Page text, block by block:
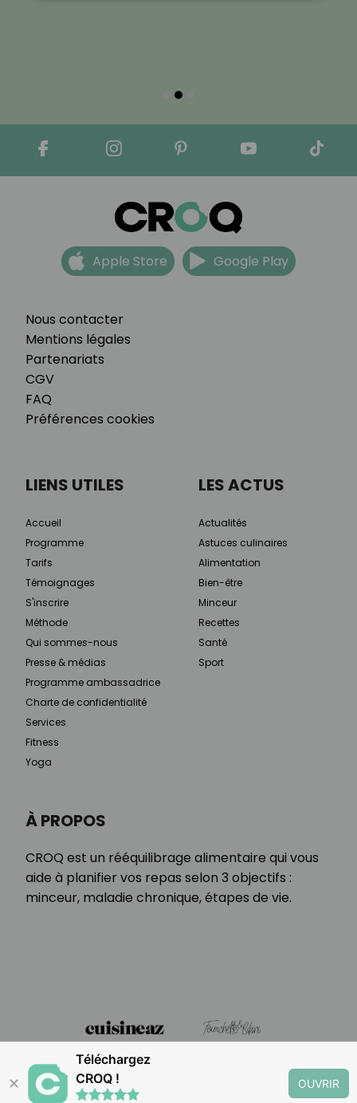
Nous contacter
Mentions légales
Partenariats
CGV
FAQ
Préférences cookies
Apple Store Google Play
À PROPOS
CROQ est un rééquilibrage alimentaire qui vous
aide à planifier vos repas selon 3 objectifs :
minceur, maladie chronique, étapes de vie.
LIENS UTILES
Accueil
Programme
Tarifs
Témoignages
S'inscrire
Méthode
Qui sommes-nous
Presse & médias
Programme ambassadrice
Charte de confidentialité
Services
Fitness
Yoga
LES ACTUS
Actualités
Astuces culinaires
Alimentation
Bien-être
Minceur
Recettes
Santé
Sport
✕
Téléchargez
CROQ !
OUVRIR